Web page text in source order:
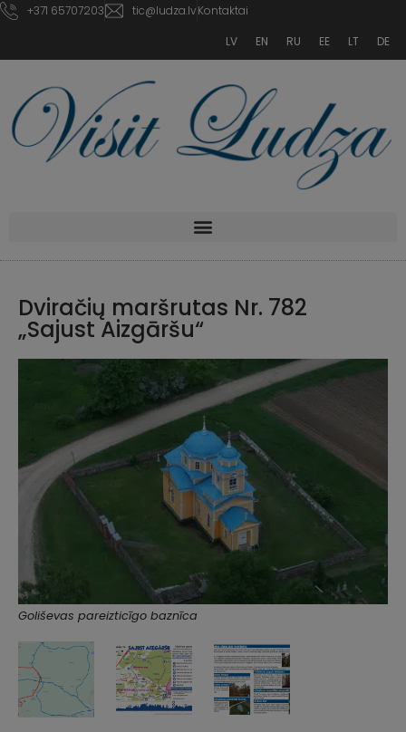
+371 65707203 tic@ludza.lvKontaktai
LV
EN RU EE LT DE
Dviračių maršrutas Nr. 782
„Sajust Aizgāršu“
Goliševas pareizticīgo baznīca